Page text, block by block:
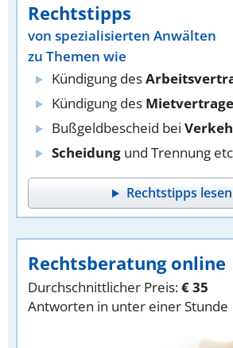
Rechtstipps
von spezialisierten Anwälten
zu Themen wie
Kündigung des
Kündigung des
Bußgeldbescheid bei
Scheidung und Trennung
Rechtstipps lesen
Rechtsberatung online
Durchschnittlicher Preis:€ 35
Antworten in unter einer Stunde